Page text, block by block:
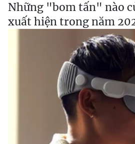
Những "bom tấn" nào
xuất hiện trong năm